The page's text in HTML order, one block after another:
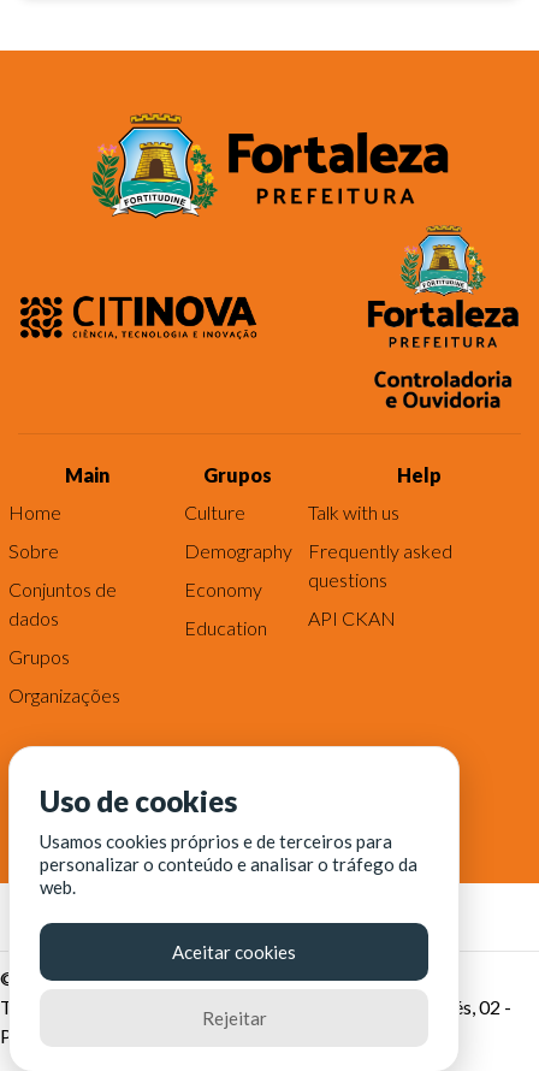
Main
Home
Sobre
Conjuntos de
dados
Grupos
Organizações
Grupos
Culture
Demography
Economy
Education
Help
Talk with us
Frequently asked
questions
API CKAN
© Fortaleza Digital || CITINOVA - Fundação de Ciência,
Tecnologia e Inovação de Fortaleza - Rua dos Tremembés, 02 -
Praia de Iracema - Fortaleza-CE
Uso de cookies
Usamos cookies próprios e de terceiros para
personalizar o conteúdo e analisar o tráfego da
web.
Aceitar cookies
Rejeitar